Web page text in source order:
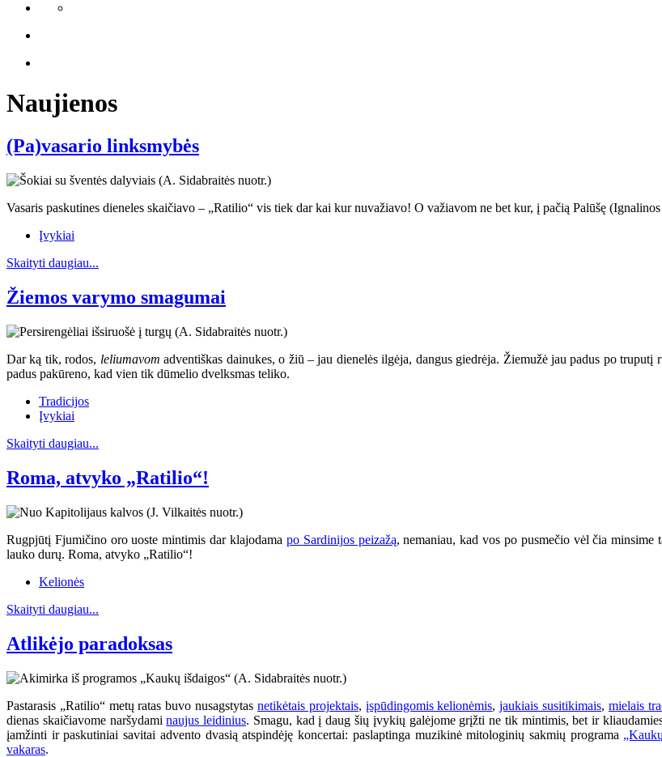
Naujienos
(Pa)vasario linksmybės
Vasaris paskutines dieneles skaičiavo – „Ratilio“ vis tiek dar kai kur nuvažiavo! O važiavom ne bet kur, į pačią Palūšę
Įvykiai
Skaityti daugiau...
Žiemos varymo smagumai
Dar ką tik, rodos, leliumavom adventiškas dainukes, o žiū – jau dienelės ilgėja, dangus giedrėja. Žiemužė jau padus po
padus pakūreno, kad vien tik dūmelio dvelksmas teliko.
Tradicijos
Įvykiai
Skaityti daugiau...
Roma, atvyko „Ratilio“!
Rugpjūtį Fjumičino oro uoste mintimis dar klajodama po Sardinijos peizažą, nemaniau, kad vos po pusmečio vėl čia
lauko durų. Roma, atvyko „Ratilio“!
Kelionės
Skaityti daugiau...
Atlikėjo paradoksas
Pastarasis „Ratilio“ metų ratas buvo nusagstytas netikėtais projektais, įspūdingomis kelionėmis,jaukiais susitikimais, mielais
dienas skaičiavome naršydaminaujus leidinius. Smagu, kad į daug šių įvykių galėjome grįžti ne tik mintimis, bet ir
įamžinti ir paskutiniai savitai advento dvasią atspindėję koncertai: paslaptinga muzikinė mitologinių sakmių programa
vakaras.